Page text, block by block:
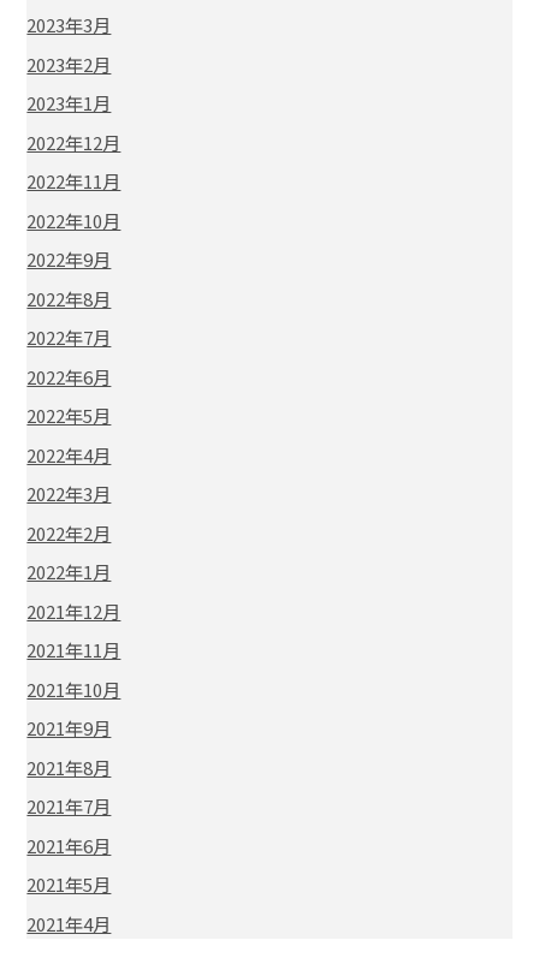
2023年3月
2023年2月
2023年1月
2022年12月
2022年11月
2022年10月
2022年9月
2022年8月
2022年7月
2022年6月
2022年5月
2022年4月
2022年3月
2022年2月
2022年1月
2021年12月
2021年11月
2021年10月
2021年9月
2021年8月
2021年7月
2021年6月
2021年5月
2021年4月